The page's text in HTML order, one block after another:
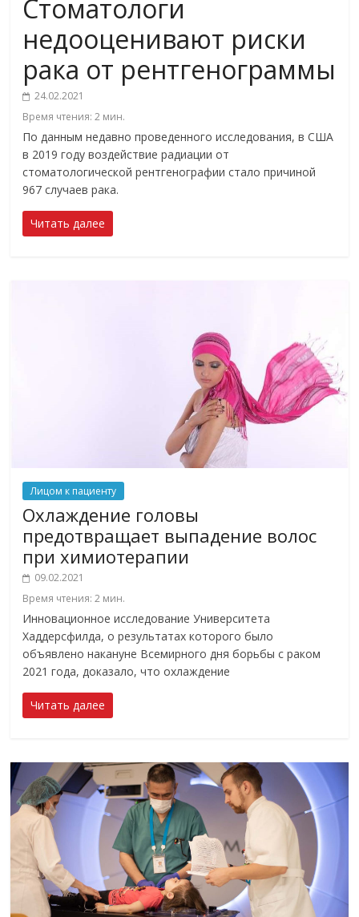
Стоматологи
недооценивают риски
рака от рентгенограммы
24.02.2021
Время чтения:2 мин.
По данным недавно проведенного исследования, в США
в 2019 году воздействие радиации от
стоматологической рентгенографии стало причиной
967 случаев рака.
Читать далее
Лицом к пациенту
Охлаждение головы
предотвращает выпадение волос
при химиотерапии
09.02.2021
Время чтения:2 мин.
Инновационное исследование Университета
Хаддерсфилда, о результатах которого было
объявлено накануне Всемирного дня борьбы с раком
2021 года, доказало, что охлаждение
Читать далее